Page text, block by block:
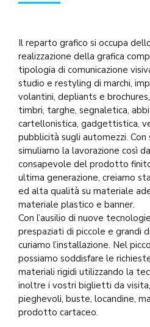
Il reparto grafico si occupa
realizzazione della grafica
tipologia di comunicazione
studio e restyling di marchi,
volantini, depliants e
timbri, targhe, segnaletica,
cartellonistica, gadgettistica,
pubblicità sugli automezzi.
simuliamo la lavorazione così
consapevole del prodotto
ultima generazione, creiamo
ed alta qualità su materiale
materiale plastico e banner.
Con l’ausilio di nuove
prespaziati di piccole e grandi
curiamo l’installazione. Nel
possiamo soddisfare le
materiali rigidi utilizzando la
inoltre i vostri biglietti da
pieghevoli, buste, locandine,
prodotto cartaceo.